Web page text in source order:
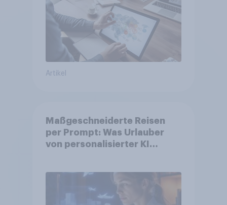
Artikel
Maßgeschneiderte Reisen
per Prompt: Was Urlauber
von personalisierter KI
bereits genutzt werden